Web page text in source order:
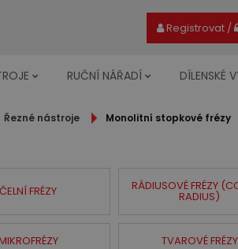
Registrovat/
RUČNÍ NÁŘADÍ DÍLENSKÉ
Řezné nástroje Monolitní stopkové frézy
ČELNÍ FRÉZY RÁDIUSOVÉ FRÉZY
RADIUS)
TVAROVÉ FRÉZY